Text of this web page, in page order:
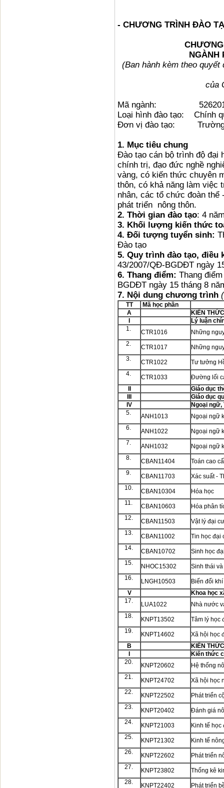
- CHƯƠNG TRÌNH ĐÀO
NGÀNH
(Ban hành kèm theo
của
Mã ngành:
Loại hình đào tạo: Chính
Đơn vị đào tạo: Trường
1. Mục tiêu chung
Đào tạo cán bộ trình độ đại
chính trị, đạo đức nghề
vàng, có kiến thức chuyên
thôn, có khả năng làm
nhân, các tổ chức đoàn thể
phát triển nông thôn.
2. Thời gian đào tạo: 4
3. Khối lượng kiến thức
4. Đối tượng tuyển sinh:
Đào tạo
5. Quy trình đào tạo, điều
43/2007/QĐ-BGDĐT ngày
6. Thang điểm: Thang
BGDĐT ngày 15 tháng 8
7. Nội dung chương trình
TT
Mã học phần
A
KIẾN
Lý luận
1.
CTR1016
Những
2.
CTR1017
Những
3.
CTR1022
Tư tưởng
4.
CTR1033
Đường lối
Giáo dục
Giáo dục
IV
Ngoại ngữ,
5.
ANH1013
Ngoại ngữ
6.
ANH1022
Ngoại ngữ
7.
ANH1032
Ngoại ngữ
8.
CBAN11404
Toán cao
9.
CBAN11703
Xác suất -
10.
CBAN10304
Hóa học
11.
CBAN10603
Hóa phân
12.
CBAN11503
Vật lý đại
13.
CBAN11002
Tin học đại
14.
CBAN10702
Sinh học
15.
NHOC15302
Sinh thái
16.
LNGH10503
Biến đổi
V
Khoa học
17.
LUA1022
Nhà nước
18.
KNPT13502
Tâm lý học
19.
KNPT14602
Xã hội học
B
KIẾN
Kiến thức
20.
KNPT20602
Hệ thống
21.
KNPT24702
Xã hội học
22.
KNPT22502
Phát triển
23.
KNPT20402
Đánh giá
24.
KNPT21003
Kinh tế
25.
KNPT21302
Kinh tế
26.
KNPT22602
Phát triển
27.
KNPT23802
Thống kê
28.
KNPT22402 Phát triển